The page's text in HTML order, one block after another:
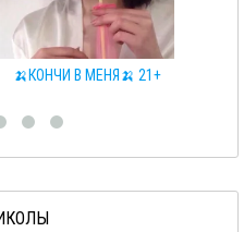
В МЕНЯ🍌 21+